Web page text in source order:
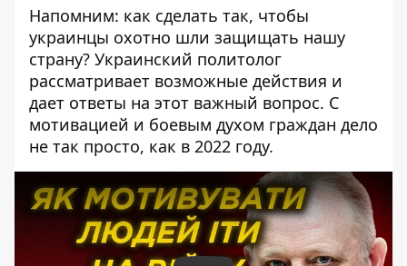
Напомним: как сделать так, чтобы
украинцы охотно шли защищать нашу
страну? Украинский политолог
рассматривает возможные действия и
дает ответы на этот важный вопрос. С
мотивацией и боевым духом граждан дело
не так просто, как в 2022 году.